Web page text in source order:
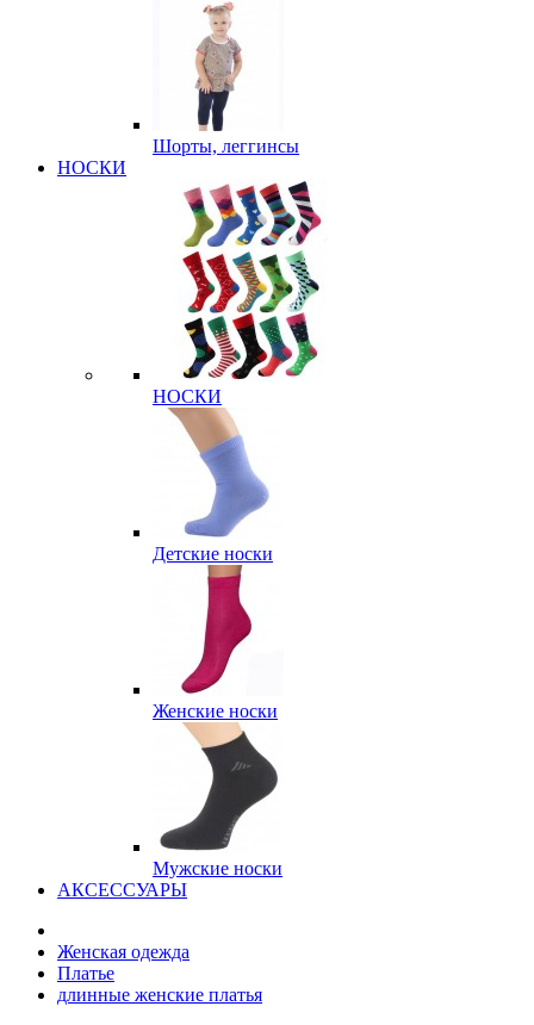
Шорты, леггинсы
НОСКИ
НОСКИ
Детские носки
Женские носки
Мужские носки
АКСЕССУАРЫ
Женская одежда
Платье
длинные женские платья